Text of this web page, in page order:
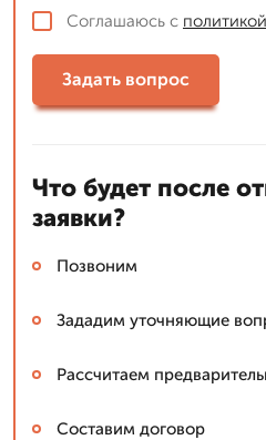
Соглашаюсь с
Задать вопрос
Что будет после
заявки?
Позвоним
Зададим уточняющие
Рассчитаем
Составим договор